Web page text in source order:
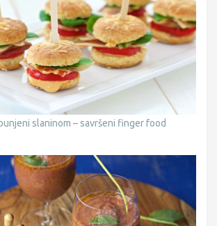
slaninom – savršeni finger food